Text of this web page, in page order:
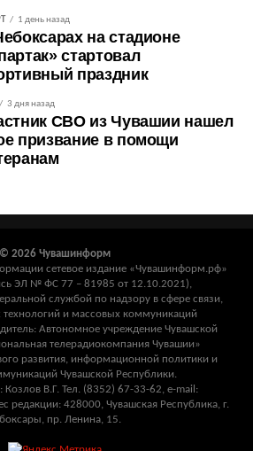
1 день назад
на стадионе
стартовал
праздник
3 дня назад
СВО из Чувашии нашел
призвание в помощи
© 2026 Чувашинформ
сетевое издание «Чувашинформ.рф»
ЭЛ № ФС 77 – 81985 от 12.10.2021),
службой по надзору в сфере связи,
и массовых коммуникаций
Автономное учреждение Чувашской
телерадиокомпания Чувашии»
развития, информационной политики и
Чувашской Республики.
Козлов В.Г. Тел. (8352) 67-33-62, e-mail:
редакции: 428000, Чувашская Республика, г.
пр. Ленина, 15.